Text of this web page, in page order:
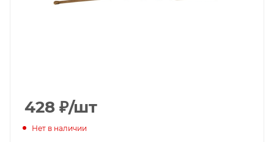
428 ₽/шт
Нет в наличии